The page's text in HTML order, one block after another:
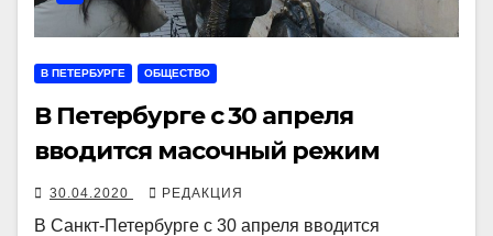
В ПЕТЕРБУРГЕ ОБЩЕСТВО
В Петербурге с 30 апреля
вводится масочный режим
30.04.2020 РЕДАКЦИЯ
В Санкт-Петербурге с 30 апреля вводится